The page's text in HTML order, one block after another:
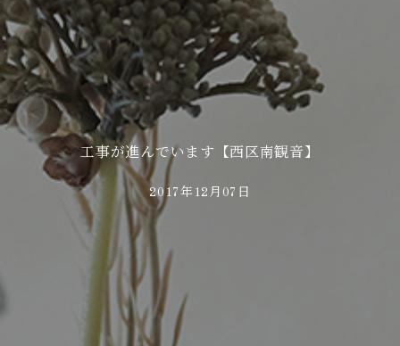
工事が進んでいます【西区南観音】
2017年12月07日